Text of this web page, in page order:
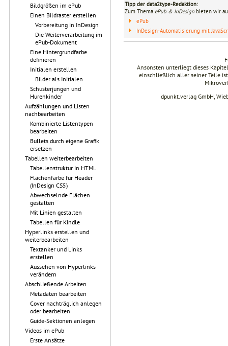
Bildgrößen im ePub
Einen Bildraster erstellen
Vorbereitung in InDesign
Die Weiterverarbeitung im
ePub-Dokument
Eine Hintergrundfarbe
definieren
Initialen erstellen
Bilder als Initialen
Schusterjungen und
Hurenkinder
Aufzählungen und Listen
nachbearbeiten
Kombinierte Listentypen
bearbeiten
Bullets durch eigene Grafik
ersetzen
Tabellen weiterbearbeiten
Tabellenstruktur in HTML
Flächenfarbe für Header
(InDesign CS5)
Abwechselnde Flächen
gestalten
Mit Linien gestalten
Tabellen für Kindle
Hyperlinks erstellen und
weiterbearbeiten
Textanker und Links
erstellen
Aussehen von Hyperlinks
verändern
Abschließende Arbeiten
Metadaten bearbeiten
Cover nachträglich anlegen
oder bearbeiten
Guide-Sektionen anlegen
Videos im ePub
Erste Ansätze
Tipp der data2type-Redaktion:
Zum Thema ePub & InDesign bieten wir
ePub
InDesign-Automatisierung mit
Ansonsten unterliegt dieses
einschließlich aller seiner Teile
dpunkt.verlag GmbH,